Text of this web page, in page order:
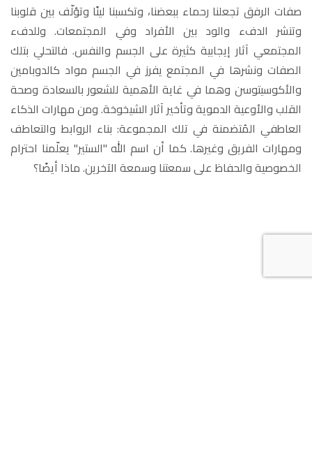
صفات الرفق تجعلنا رحماء ببعضنا، وتكسبنا لينًا وتؤلّف بين قلوبنا
وتنشر الدفء والود بين الأفراد وفي المجتمعات. وللدفء
المجتمعي آثار إيجابية كثيرة على الجسم والنفس. فالتحلي بتلك
الصفات ونشرها في المجتمع يفرز في الجسم مواد كالدوبامين
والأكوسيتوسن وهما في غاية الأهمية للشعور بالسعادة وصحة
القلب والأوعية الدموية وتأخير آثار الشيخوخة. ومن مهارات الذكاء
العاطفي المُتضمنة في تلك المجموعة: بناء الروابط والتعاطف
ومهارات الفريق وغيرها. كما أن اسم الله "الستير" يعلّمنا احترام
الخصوصية والحفاظ على سمعتنا وسمعة الآخرين. ماذا أيضًا؟